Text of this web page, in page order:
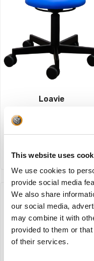
This website uses
We use cookies to
provide social media
We also share
our social media,
may combine it with
provided to them or
of their services.
Loavie